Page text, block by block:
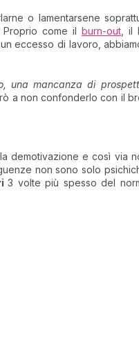
o lamentarsene
Proprio come ilburn-out ,
eccesso di lavoro,
una mancanza di
a non confonderlo con il
demotivazione e così via
non sono solo
3 volte più spesso del